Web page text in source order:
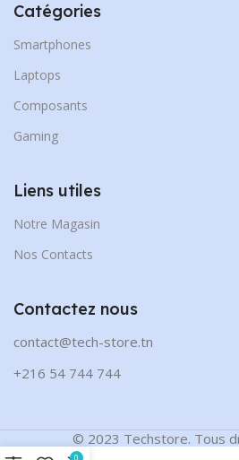
Catégories
Smartphones
Laptops
Composants
Gaming
Liens utiles
Notre Magasin
Nos Contacts
Contactez nous
contact@tech-store.tn
+216 54 744 744
© 2023 Techstore. Tous